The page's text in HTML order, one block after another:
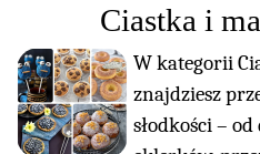
Ciastka i
W kategorii
znajdziesz
słodkości –